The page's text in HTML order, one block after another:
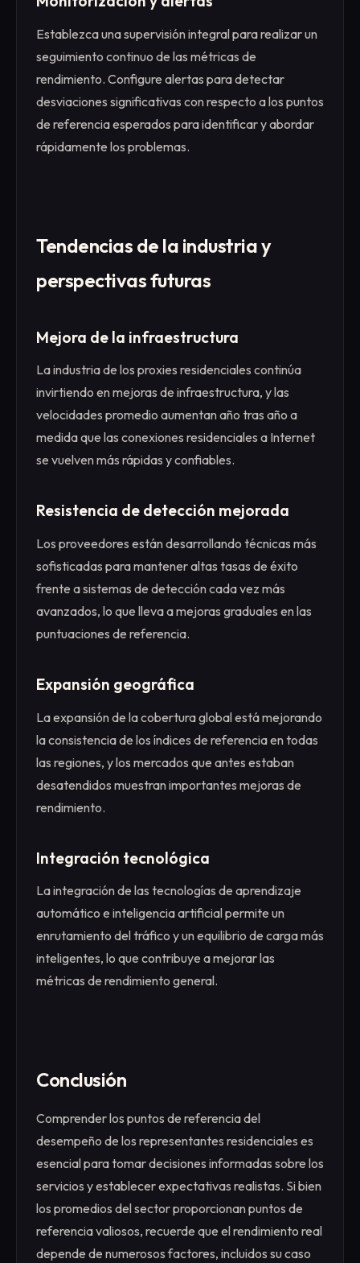
Establezca una supervisión integral para realizar un
seguimiento continuo de las métricas de
rendimiento. Configure alertas para detectar
desviaciones significativas con respecto a los puntos
de referencia esperados para identificar y abordar
rápidamente los problemas.
Tendencias de la industria y
perspectivas futuras
Mejora de la infraestructura
La industria de los proxies residenciales continúa
invirtiendo en mejoras de infraestructura, y las
velocidades promedio aumentan año tras año a
medida que las conexiones residenciales a Internet
se vuelven más rápidas y confiables.
Resistencia de detección mejorada
Los proveedores están desarrollando técnicas más
sofisticadas para mantener altas tasas de éxito
frente a sistemas de detección cada vez más
avanzados, lo que lleva a mejoras graduales en las
puntuaciones de referencia.
Expansión geográfica
La expansión de la cobertura global está mejorando
la consistencia de los índices de referencia en todas
las regiones, y los mercados que antes estaban
desatendidos muestran importantes mejoras de
rendimiento.
Integración tecnológica
La integración de las tecnologías de aprendizaje
automático e inteligencia artificial permite un
enrutamiento del tráfico y un equilibrio de carga más
inteligentes, lo que contribuye a mejorar las
métricas de rendimiento general.
Conclusión
Comprender los puntos de referencia del
desempeño de los representantes residenciales es
esencial para tomar decisiones informadas sobre los
servicios y establecer expectativas realistas. Si bien
los promedios del sector proporcionan puntos de
referencia valiosos, recuerde que el rendimiento real
depende de numerosos factores, incluidos su caso